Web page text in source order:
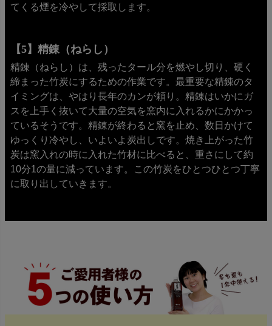
てくる煙を冷やして採取します。
【5】精錬（ねらし）
精錬（ねらし）は、残ったタール分を燃やし切り、硬く
締まった竹炭にするための作業です。最重要な精錬のタ
イミングは、やはり長年のカンが頼り。精錬はいかにガ
スを上手く抜いて大量の空気を窯内に入れるかにかかっ
ているそうです。精錬が終わると窯を止め、数日かけて
ゆっくり冷やし、いよいよ炭出しです。焼き上がった竹
炭は窯入れの時に入れた竹材に比べると、重さにして約
10分1の量に減っています。この竹炭をひとつひとつ丁寧
に取り出していきます。